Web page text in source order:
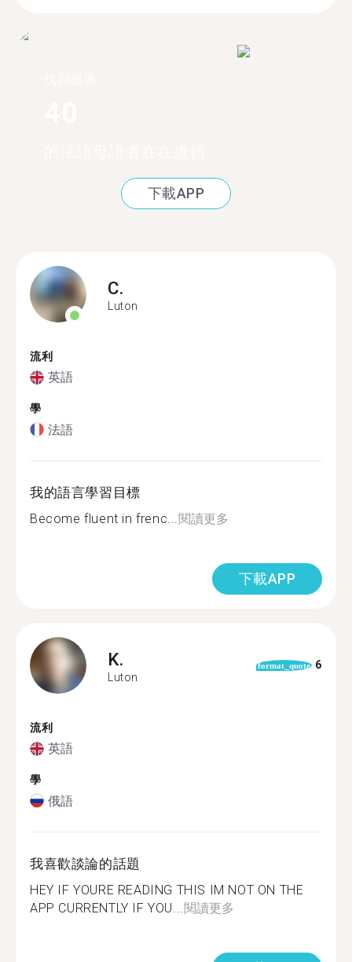
下載APP
C.
Luton
流利
英語
學
法語
我的語言學習目標
Become fluent in frenc... 閱讀更多
下載APP
K.
Luton
format_quote 6
流利
英語
學
俄語
我喜歡談論的話題
HEY IF YOURE READING THIS IM NOT ON THE
APP CURRENTLY IF YOU... 閱讀更多